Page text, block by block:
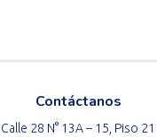
Contáctanos
Calle 28 N° 13A – 15, Piso 21